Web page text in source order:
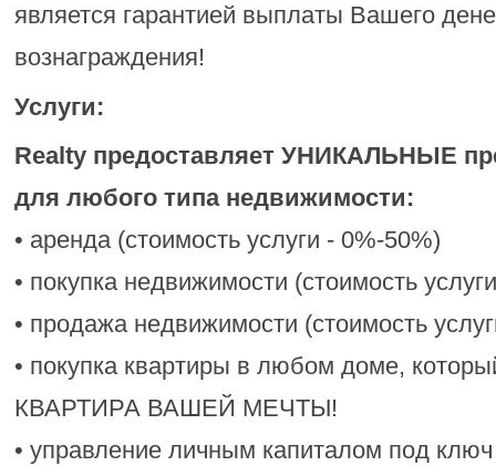
является гарантией выплаты Вашего
вознаграждения!
Услуги:
Realty предоставляет УНИКАЛЬНЫЕ
для любого типа недвижимости:
• аренда (стоимость услуги - 0%-50%)
• покупка недвижимости (стоимость
• продажа недвижимости (стоимость
• покупка квартиры в любом доме,
КВАРТИРА ВАШЕЙ МЕЧТЫ!
• управление личным капиталом под